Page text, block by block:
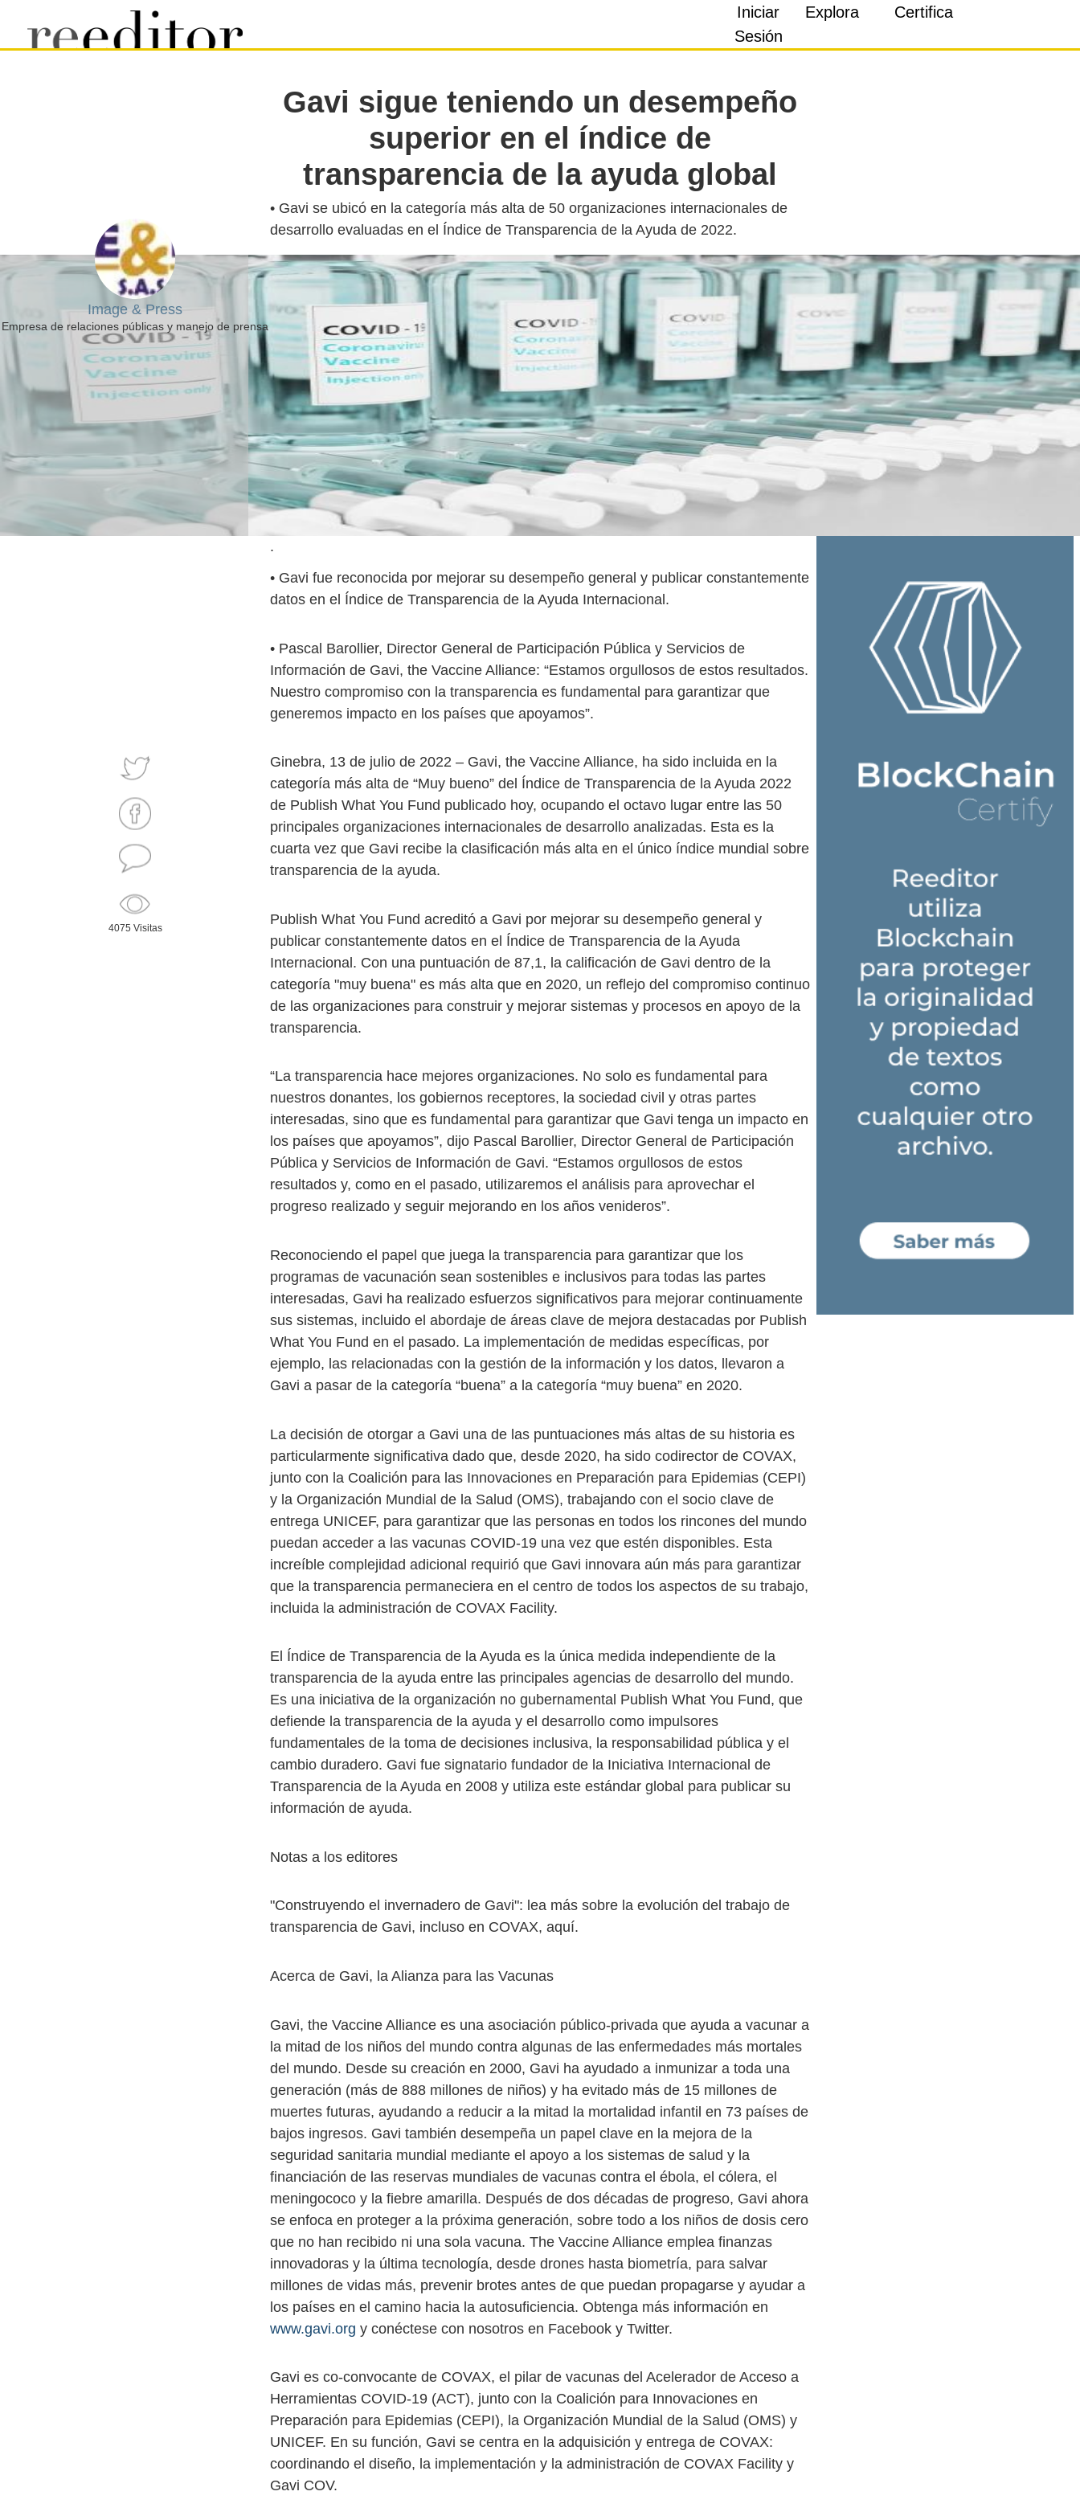
Iniciar
Sesión
Explora Certifica
Image & Press
Empresa de relaciones públicas y manejo de prensa
Gavi sigue teniendo un desempeño
superior en el índice de
transparencia de la ayuda global
• Gavi se ubicó en la categoría más alta de 50 organizaciones internacionales de
4075 Visitas
.
• Gavi fue reconocida por mejorar su desempeño general y publicar constantemente
datos en el Índice de Transparencia de la Ayuda Internacional.
• Pascal Barollier, Director General de Participación Pública y Servicios de
Información de Gavi, the Vaccine Alliance: “Estamos orgullosos de estos resultados.
Nuestro compromiso con la transparencia es fundamental para garantizar que
generemos impacto en los países que apoyamos”.
Ginebra, 13 de julio de 2022 – Gavi, the Vaccine Alliance, ha sido incluida en la
categoría más alta de “Muy bueno” del Índice de Transparencia de la Ayuda 2022
de Publish What You Fund publicado hoy, ocupando el octavo lugar entre las 50
principales organizaciones internacionales de desarrollo analizadas. Esta es la
cuarta vez que Gavi recibe la clasificación más alta en el único índice mundial sobre
transparencia de la ayuda.
Publish What You Fund acreditó a Gavi por mejorar su desempeño general y
publicar constantemente datos en el Índice de Transparencia de la Ayuda
Internacional. Con una puntuación de 87,1, la calificación de Gavi dentro de la
categoría "muy buena" es más alta que en 2020, un reflejo del compromiso continuo
de las organizaciones para construir y mejorar sistemas y procesos en apoyo de la
transparencia.
“La transparencia hace mejores organizaciones. No solo es fundamental para
nuestros donantes, los gobiernos receptores, la sociedad civil y otras partes
interesadas, sino que es fundamental para garantizar que Gavi tenga un impacto en
los países que apoyamos”, dijo Pascal Barollier, Director General de Participación
Pública y Servicios de Información de Gavi. “Estamos orgullosos de estos
resultados y, como en el pasado, utilizaremos el análisis para aprovechar el
progreso realizado y seguir mejorando en los años venideros”.
Reconociendo el papel que juega la transparencia para garantizar que los
programas de vacunación sean sostenibles e inclusivos para todas las partes
interesadas, Gavi ha realizado esfuerzos significativos para mejorar continuamente
sus sistemas, incluido el abordaje de áreas clave de mejora destacadas por Publish
What You Fund en el pasado. La implementación de medidas específicas, por
ejemplo, las relacionadas con la gestión de la información y los datos, llevaron a
Gavi a pasar de la categoría “buena” a la categoría “muy buena” en 2020.
La decisión de otorgar a Gavi una de las puntuaciones más altas de su historia es
particularmente significativa dado que, desde 2020, ha sido codirector de COVAX,
junto con la Coalición para las Innovaciones en Preparación para Epidemias (CEPI)
y la Organización Mundial de la Salud (OMS), trabajando con el socio clave de
entrega UNICEF, para garantizar que las personas en todos los rincones del mundo
puedan acceder a las vacunas COVID-19 una vez que estén disponibles. Esta
increíble complejidad adicional requirió que Gavi innovara aún más para garantizar
que la transparencia permaneciera en el centro de todos los aspectos de su trabajo,
incluida la administración de COVAX Facility.
El Índice de Transparencia de la Ayuda es la única medida independiente de la
transparencia de la ayuda entre las principales agencias de desarrollo del mundo.
Es una iniciativa de la organización no gubernamental Publish What You Fund, que
defiende la transparencia de la ayuda y el desarrollo como impulsores
fundamentales de la toma de decisiones inclusiva, la responsabilidad pública y el
cambio duradero. Gavi fue signatario fundador de la Iniciativa Internacional de
Transparencia de la Ayuda en 2008 y utiliza este estándar global para publicar su
información de ayuda.
Notas a los editores
"Construyendo el invernadero de Gavi": lea más sobre la evolución del trabajo de
transparencia de Gavi, incluso en COVAX, aquí.
Acerca de Gavi, la Alianza para las Vacunas
Gavi, the Vaccine Alliance es una asociación público-privada que ayuda a vacunar a
la mitad de los niños del mundo contra algunas de las enfermedades más mortales
del mundo. Desde su creación en 2000, Gavi ha ayudado a inmunizar a toda una
generación (más de 888 millones de niños) y ha evitado más de 15 millones de
muertes futuras, ayudando a reducir a la mitad la mortalidad infantil en 73 países de
bajos ingresos. Gavi también desempeña un papel clave en la mejora de la
seguridad sanitaria mundial mediante el apoyo a los sistemas de salud y la
financiación de las reservas mundiales de vacunas contra el ébola, el cólera, el
meningococo y la fiebre amarilla. Después de dos décadas de progreso, Gavi ahora
se enfoca en proteger a la próxima generación, sobre todo a los niños de dosis cero
que no han recibido ni una sola vacuna. The Vaccine Alliance emplea finanzas
innovadoras y la última tecnología, desde drones hasta biometría, para salvar
millones de vidas más, prevenir brotes antes de que puedan propagarse y ayudar a
los países en el camino hacia la autosuficiencia. Obtenga más información en
www.gavi.org y conéctese con nosotros en Facebook y Twitter.
Gavi es co-convocante de COVAX, el pilar de vacunas del Acelerador de Acceso a
Herramientas COVID-19 (ACT), junto con la Coalición para Innovaciones en
Preparación para Epidemias (CEPI), la Organización Mundial de la Salud (OMS) y
UNICEF. En su función, Gavi se centra en la adquisición y entrega de COVAX:
coordinando el diseño, la implementación y la administración de COVAX Facility y
Gavi COV.